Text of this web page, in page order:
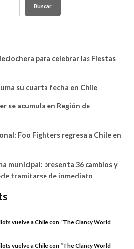
Buscar
para celebrar las Fiestas
su cuarta fecha en Chile
se acumula en Región de
Foo Fighters regresa a Chile en
municipal: presenta 36 cambios y
tramitarse de inmediato
vuelve a Chile con “The Clancy World
vuelve a Chile con “The Clancy World